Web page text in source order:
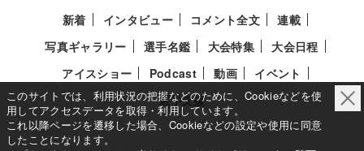
新着 インタビュー コメント全文
連載
写真ギャラリー
選手名鑑 大会特集
大会日程
アイスショー
Podcast 動画
イベント
選手支援
このサイトでは、利用状況の把握などのために、Cookieなどを使
用してアクセスデータを取得・利用しています。
これ以降ページを遷移した場合、Cookieなどの設定や使用に同意
したことになります。